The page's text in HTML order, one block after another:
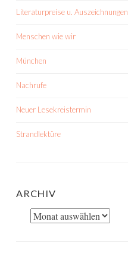
Literaturpreise u. Auszeichnungen
Menschen wie wir
München
Nachrufe
Neuer Lesekreistermin
Strandlektüre
ARCHIV
Archiv